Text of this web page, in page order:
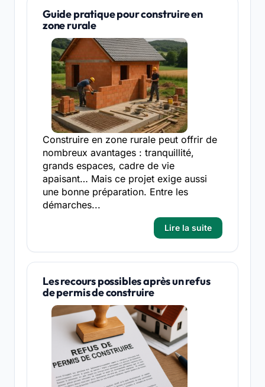
Guide pratique pour construire en
zone rurale
Construire en zone rurale peut offrir de
nombreux avantages : tranquillité,
grands espaces, cadre de vie
apaisant… Mais ce projet exige aussi
une bonne préparation. Entre les
démarches...
Lire la suite
Les recours possibles après un refus
de permis de construire